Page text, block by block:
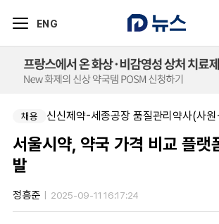
ENG
채용 신신제약-세종공장 품질관리약사(사
서울시약, 약국 가격 비교 플랫
발
정흥준 2025-09-11 16:17:24